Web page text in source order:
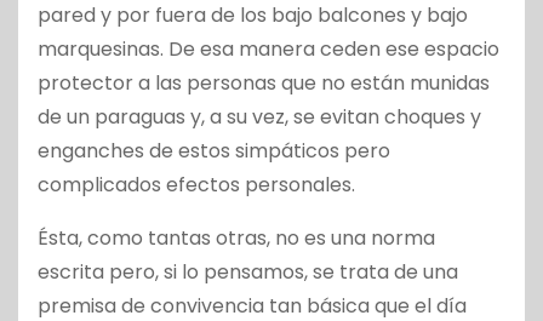
pared y por fuera de los bajo balcones y bajo
marquesinas. De esa manera ceden ese espacio
protector a las personas que no están munidas
de un paraguas y, a su vez, se evitan choques y
enganches de estos simpáticos pero
complicados efectos personales.
Ésta, como tantas otras, no es una norma
escrita pero, si lo pensamos, se trata de una
premisa de convivencia tan básica que el día